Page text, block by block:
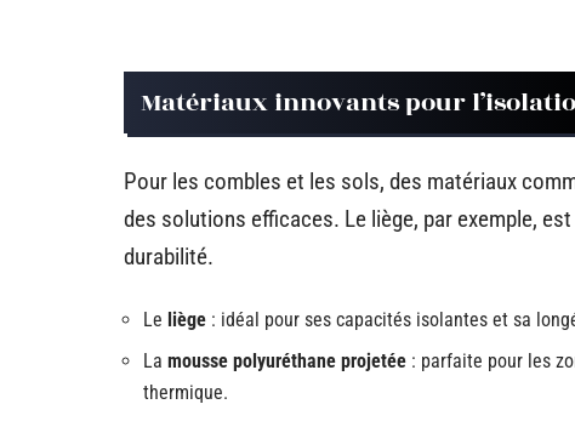
Matériaux innovants pour
Pour les combles et les sols, des matériaux
des solutions efficaces. Le liège, par exemple,
durabilité.
Le liège : idéal pour ses capacités isolantes et sa
La mousse polyuréthane projetée : parfaite pour les
thermique.